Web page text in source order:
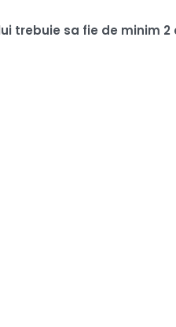
sa fie de minim